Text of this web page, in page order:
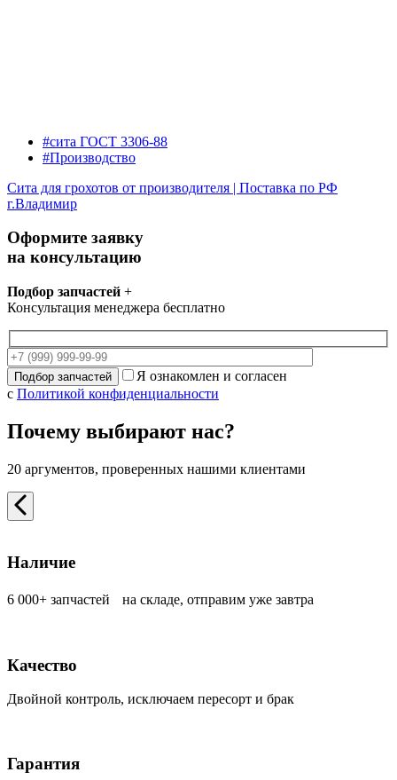
#сита ГОСТ 3306-88
#Производство
Сита для грохотов от производителя | Поставка по РФ
г.Владимир
Оформите заявку
на консультацию
Подбор запчастей +
Консультация менеджера бесплатно
Я ознакомлен и согласен
с Политикой конфиденциальности
Почему выбирают нас?
20 аргументов, проверенных нашими клиентами
Наличие
6 000+ запчастей на складе, отправим уже завтра
Качество
Двойной контроль, исключаем пересорт и брак
Гарантия